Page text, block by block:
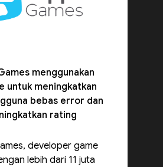
menggunakan
untuk meningkatkan
bebas error dan
rating
developer game
lebih dari 11 juta